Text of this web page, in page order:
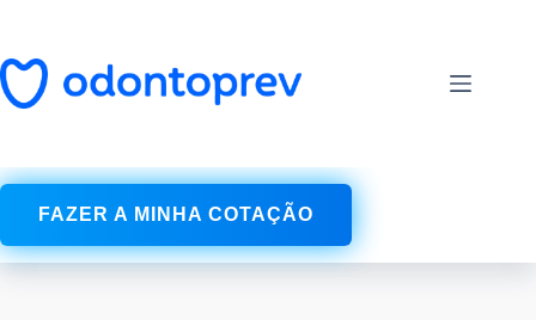
conteúdo
FAZER A MINHA COTAÇÃO